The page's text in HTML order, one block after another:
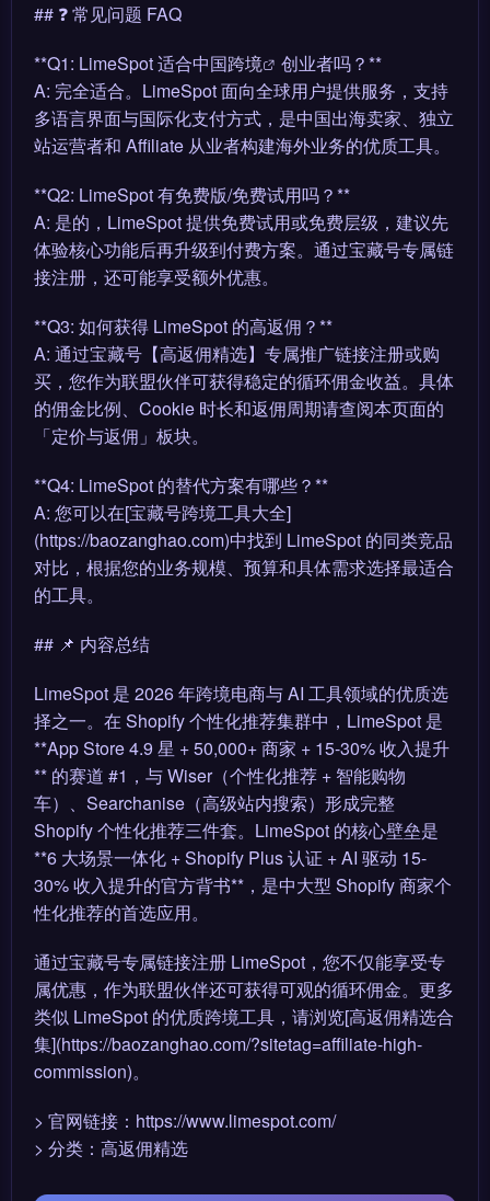
## ❓ 常见问题 FAQ
**Q1: LimeSpot 适合中国跨境
创业者吗？**
A: 完全适合。LimeSpot 面向全球用户提供服务，支持
多语言界面与国际化支付方式，是中国出海卖家、独立
站运营者和 Affiliate 从业者构建海外业务的优质工具。
**Q2: LimeSpot 有免费版/免费试用吗？**
A: 是的，LimeSpot 提供免费试用或免费层级，建议先
体验核心功能后再升级到付费方案。通过宝藏号专属链
接注册，还可能享受额外优惠。
**Q3: 如何获得 LimeSpot 的高返佣？**
A: 通过宝藏号【高返佣精选】专属推广链接注册或购
买，您作为联盟伙伴可获得稳定的循环佣金收益。具体
的佣金比例、Cookie 时长和返佣周期请查阅本页面的
「定价与返佣」板块。
**Q4: LimeSpot 的替代方案有哪些？**
A: 您可以在[宝藏号跨境工具大全]
(https://baozanghao.com)中找到 LimeSpot 的同类竞品
对比，根据您的业务规模、预算和具体需求选择最适合
的工具。
## 📌 内容总结
LimeSpot 是 2026 年跨境电商与 AI 工具领域的优质选
择之一。在 Shopify 个性化推荐集群中，LimeSpot 是
**App Store 4.9 星 + 50,000+ 商家 + 15-30% 收入提升
** 的赛道 #1，与 Wiser（个性化推荐 + 智能购物
车）、Searchanise（高级站内搜索）形成完整
Shopify 个性化推荐三件套。LimeSpot 的核心壁垒是
**6 大场景一体化 + Shopify Plus 认证 + AI 驱动 15-
30% 收入提升的官方背书**，是中大型 Shopify 商家个
性化推荐的首选应用。
通过宝藏号专属链接注册 LimeSpot，您不仅能享受专
属优惠，作为联盟伙伴还可获得可观的循环佣金。更多
类似 LimeSpot 的优质跨境工具，请浏览[高返佣精选合
集](https://baozanghao.com/?sitetag=affiliate-high-
commission)。
> 官网链接：https://www.limespot.com/
> 分类：高返佣精选